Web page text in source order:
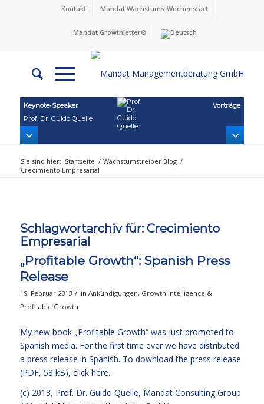
Kontakt Mandat Wachstums-Wochenstart
Mandat Growthletter®
Keynote‑Speaker
Prof. Dr. Guido Quelle
Vorträge
Sie sind hier: Startseite / Wachstumstreiber Blog /
Crecimiento Empresarial
Schlagwortarchiv für: Crecimiento
Empresarial
„Profitable Growth“: Spanish Press
Release
19. Februar 2013 / in Ankündigungen, Growth Intelligence &
Profitable Growth
My new book „Profitable Growth“was just promoted to
Spanish media. For the first time ever we have distributed
a press release in Spanish. To download the press release
(PDF, 58 kB), click here.
(c) 2013, Prof. Dr. Guido Quelle, Mandat Consulting Group